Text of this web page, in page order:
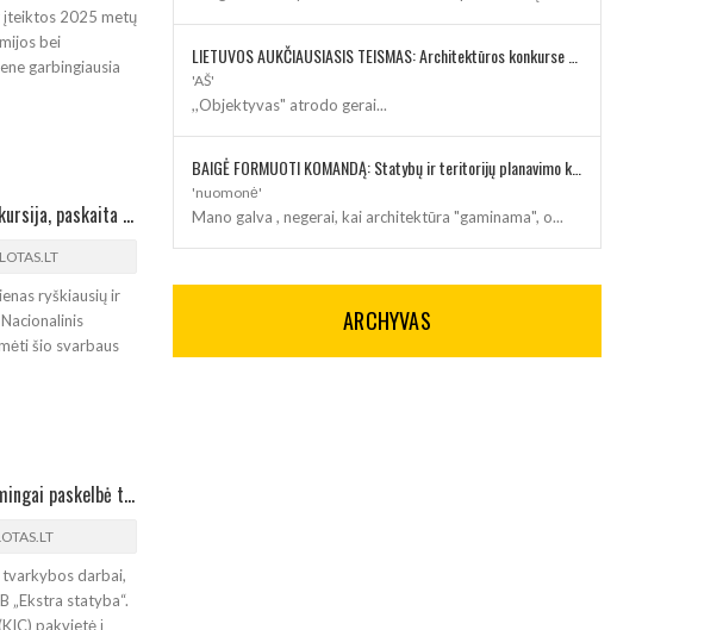
įteiktos 2025 metų
bei
garbingiausia
ARCHITEKTO A.FUNKO GIMTADIENIS: Ekskursija, paskaita ir diskusija Kaune
ryškiausių ir
šio svarbaus
ĮVEIKLINS KAUNO CENTRINĮ PAŠTĄ: Iškilmingai paskelbė tvarkybos darbų pradžią
darbai,
„Ekstra statyba“.
pakvietė į
LIETUVOS AUKČIAUSIASIS TEISMAS: Architektūros konkurse varžosi 8 rekonstrukcijos vizijos
'AŠ'
,,Objektyvas" atrodo gerai...
BAIGĖ FORMUOTI KOMANDĄ: Statybų ir teritorijų planavimo klausimus kuruos architektė
'nuomonė'
Mano galva , negerai, kai architektūra "gaminama", o...
ARCHYVAS